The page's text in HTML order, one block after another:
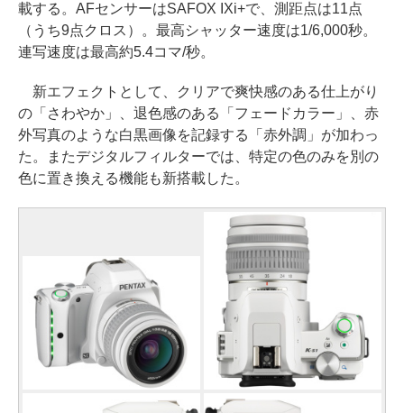
載する。AFセンサーはSAFOX IXi+で、測距点は11点
（うち9点クロス）。最高シャッター速度は1/6,000秒。
連写速度は最高約5.4コマ/秒。
新エフェクトとして、クリアで爽快感のある仕上がり
の「さわやか」、退色感のある「フェードカラー」、赤
外写真のような白黒画像を記録する「赤外調」が加わっ
た。またデジタルフィルターでは、特定の色のみを別の
色に置き換える機能も新搭載した。